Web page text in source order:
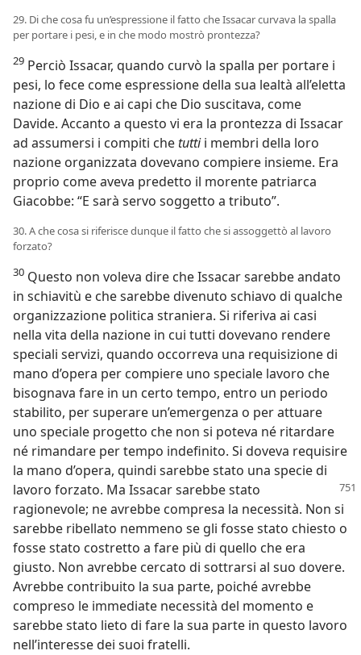
29. Di che cosa fu un’espressione il fatto che Issacar curvava la spalla
per portare i pesi, e in che modo mostrò prontezza?
29 Perciò Issacar, quando curvò la spalla per portare i
pesi, lo fece come espressione della sua lealtà all’eletta
nazione di Dio e ai capi che Dio suscitava, come
Davide. Accanto a questo vi era la prontezza di Issacar
ad assumersi i compiti che tuttii membri della loro
nazione organizzata dovevano compiere insieme. Era
proprio come aveva predetto il morente patriarca
Giacobbe: “E sarà servo soggetto a tributo”.
30. A che cosa si riferisce dunque il fatto che si assoggettò al lavoro
forzato?
30 Questo non voleva dire che Issacar sarebbe andato
in schiavitù e che sarebbe divenuto schiavo di qualche
organizzazione politica straniera. Si riferiva ai casi
nella vita della nazione in cui tutti dovevano rendere
speciali servizi, quando occorreva una requisizione di
mano d’opera per compiere uno speciale lavoro che
bisognava fare in un certo tempo, entro un periodo
stabilito, per superare un’emergenza o per attuare
uno speciale progetto che non si poteva né ritardare
né rimandare per tempo indefinito. Si doveva requisire
la mano d’opera, quindi sarebbe stato una specie di
lavoro forzato. Ma Issacar sarebbe stato
ragionevole; ne avrebbe compresa la necessità. Non si
sarebbe ribellato nemmeno se gli fosse stato chiesto o
fosse stato costretto a fare più di quello che era
giusto. Non avrebbe cercato di sottrarsi al suo dovere.
Avrebbe contribuito la sua parte, poiché avrebbe
compreso le immediate necessità del momento e
sarebbe stato lieto di fare la sua parte in questo lavoro
nell’interesse dei suoi fratelli.